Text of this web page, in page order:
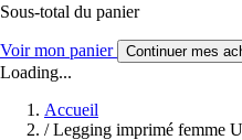
Sous-total du panier
Voir mon panier Continuer mes
Loading...
Accueil
/ Legging imprimé femme